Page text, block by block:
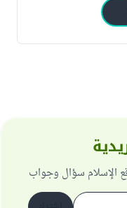
الإسلام سؤال وجواب